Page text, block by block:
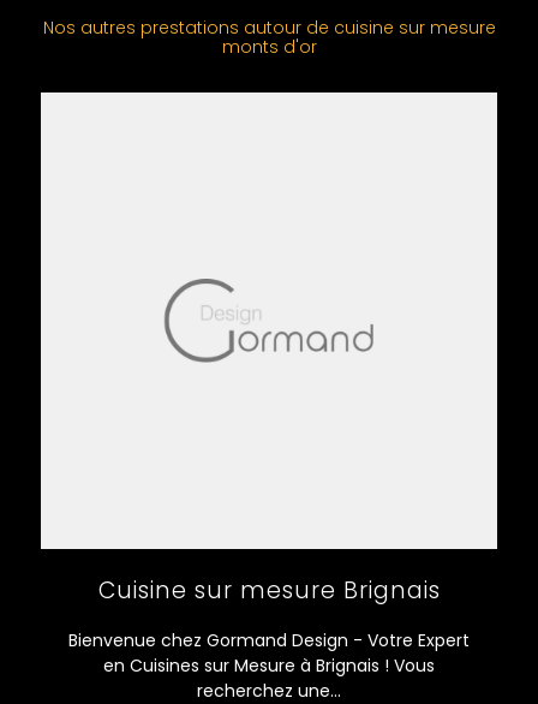
Nos autres prestations autour de cuisine sur mesure
monts d'or
Cuisine sur mesure Brignais
Bienvenue chez Gormand Design - Votre Expert
en Cuisines sur Mesure à Brignais ! Vous
recherchez une...